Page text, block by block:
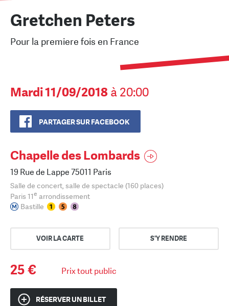
Gretchen Peters
Pour la premiere fois en France
Mardi 11/09/2018 à 20:00
PARTAGER SUR FACEBOOK
Chapelle des Lombards
19 Rue de Lappe 75011 Paris
Salle de concert, salle de spectacle (160 places)
Paris 11e arrondissement
Bastille
VOIR LA CARTE S'Y RENDRE
25 € Prix tout public
RÉSERVER UN BILLET